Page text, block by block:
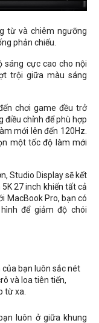
từ và chiêm ngưỡng
phản chiếu.
sáng cực cao cho nội
trội giữa màu sáng
chơi game đều trở
chỉnh để phù hợp
mới lên đến 120Hz.
một tốc độ làm mới
Studio Display sẽ kết
27 inch khiến tất cả
MacBook Pro, bạn có
để giảm độ chói
bạn luôn sắc nét
và loa tiên tiến,
từ xa.
luôn ở giữa khung